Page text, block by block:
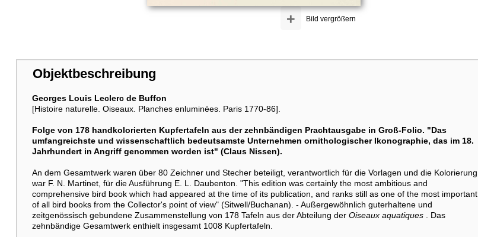
Bild vergrößern
+
Objektbeschreibung
Georges Louis Leclerc de Buffon
[Histoire naturelle. Oiseaux. Planches enluminées. Paris 1770-86].
Folge von 178 handkolorierten Kupfertafeln aus der zehnbändigen Prachtausgabe in Groß-Folio. "Das
umfangreichste und wissenschaftlich bedeutsamste Unternehmen ornithologischer Ikonographie, das im 18.
Jahrhundert in Angriff genommen worden ist" (Claus Nissen).
An dem Gesamtwerk waren über 80 Zeichner und Stecher beteiligt, verantwortlich für die Vorlagen und die Kolorierung
war F. N. Martinet, für die Ausführung E. L. Daubenton. "This edition was certainly the most ambitious and
comprehensive bird book which had appeared at the time of its publication, and ranks still as one of the most important
of all bird books from the Collector's point of view" (Sitwell/Buchanan). - Außergewöhnlich guterhaltene und
zeitgenössisch gebundene Zusammenstellung von 178 Tafeln aus der Abteilung der Oiseaux aquatiques. Das
zehnbändige Gesamtwerk enthielt insgesamt 1008 Kupfertafeln.